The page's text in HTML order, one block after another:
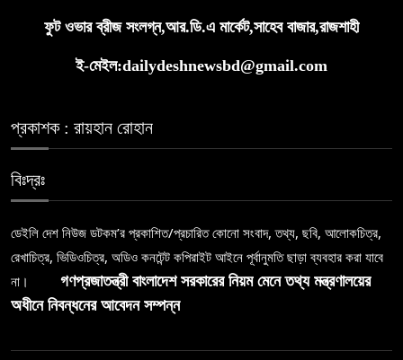
ফুট ওভার ব্রীজ সংলগ্ন,আর.ডি.এ মার্কেট,সাহেব বাজার,রাজশাহী
ই-মেইল:dailydeshnewsbd@gmail.com
প্রকাশক : রায়হান রোহান
বিঃদ্রঃ
ডেইলি দেশ নিউজ ডটকম’র প্রকাশিত/প্রচারিত কোনো সংবাদ, তথ্য, ছবি, আলোকচিত্র,
রেখাচিত্র, ভিডিওচিত্র, অডিও কনটেন্ট কপিরাইট আইনে পূর্বানুমতি ছাড়া ব্যবহার করা যাবে
না।
গণপ্রজাতন্ত্রী বাংলাদেশ সরকারের নিয়ম মেনে তথ্য মন্ত্রণালয়ের
অধীনে নিবন্ধনের আবেদন সম্পন্ন